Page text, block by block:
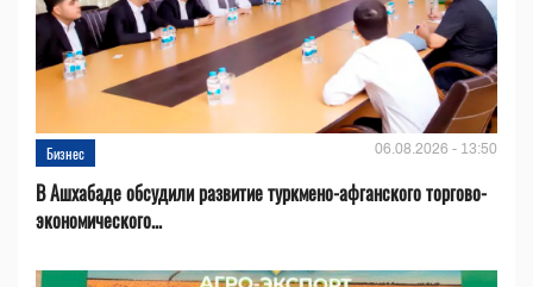
Бизнес 06.08.2026 - 13:50
В Ашхабаде обсудили развитие туркмено-афганского торгово-
экономического...